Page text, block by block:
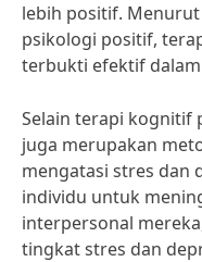
lebih positif.
psikologi positif,
terbukti efektif
Selain terapi kognitif
juga merupakan
mengatasi stres dan
individu untuk
interpersonal
tingkat stres dan